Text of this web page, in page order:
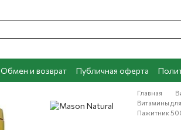
Обмен и возврат Публичная оферта
Главная
Витамины
Пажитник